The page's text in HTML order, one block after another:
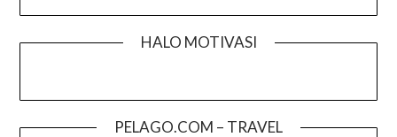
HALO MOTIVASI
PELAGO.COM – TRAVEL